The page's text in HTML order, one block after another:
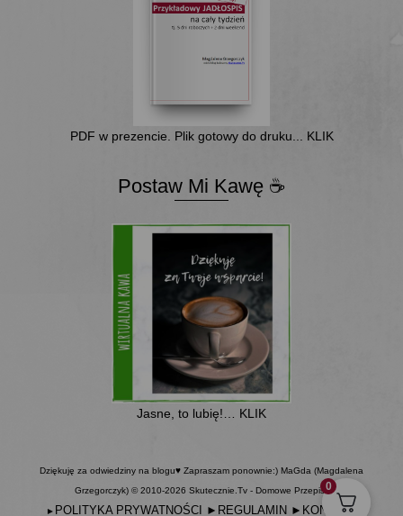
PDF w prezencie. Plik gotowy do druku... KLIK
Postaw Mi Kawę ☕
Jasne, to lubię!… KLIK
Dziękuję za odwiedziny na blogu♥ Zapraszam ponownie:) MaGda (Magdalena
Grzegorczyk) © 2010-2026 Skutecznie.Tv - Domowe Przepisy
► POLITYKA PRYWATNOŚCI ► REGULAMIN ► KONTAKT
0